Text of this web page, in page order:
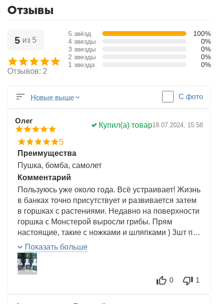
Отзывы
5 из 5
Отзывов: 2
5 звёзд
100%
4 звезды
0%
3 звезды
0%
2 звезды
0%
1 звезда
0%
Новые выше С фото
Олег Купил(а) товар18.07.2024, 15:58
5
Преимущества
Пушка, бомба, самолет
Комментарий
Пользуюсь уже около года. Всё устраивает! Жизнь
в банках точно присутствует и развивается затем
в горшках с растениями. Недавно на поверхности
горшка с Монстерой выросли грибы. Прям
настоящие, такие с ножками и шляпками ) 3шт по
100Показать больше
0 1